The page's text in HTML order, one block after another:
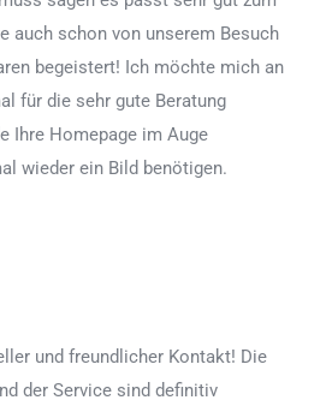
auch schon von unserem Besuch
begeistert! Ich möchte mich an
für die sehr gute Beratung
Ihre Homepage im Auge
wieder ein Bild benötigen.
und freundlicher Kontakt! Die
der Service sind definitiv